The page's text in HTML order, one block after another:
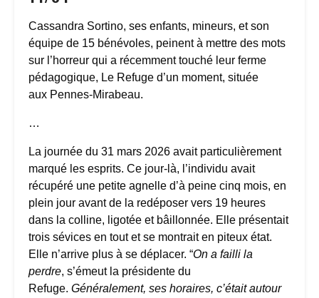
Cassandra Sortino, ses enfants, mineurs, et son
équipe de 15 bénévoles, peinent à mettre des mots
sur l’horreur qui a récemment touché leur ferme
pédagogique, Le Refuge d’un moment, située
aux Pennes-Mirabeau.
…
La journée du 31 mars 2026 avait particulièrement
marqué les esprits. Ce jour-là, l’individu avait
récupéré une petite agnelle d’à peine cinq mois, en
plein jour avant de la redéposer vers 19 heures
dans la colline, ligotée et bâillonnée. Elle présentait
trois sévices en tout et se montrait en piteux état.
Elle n’arrive plus à se déplacer. “On a failli la
perdre, s’émeut la présidente du
Refuge. Généralement, ses horaires, c’était autour